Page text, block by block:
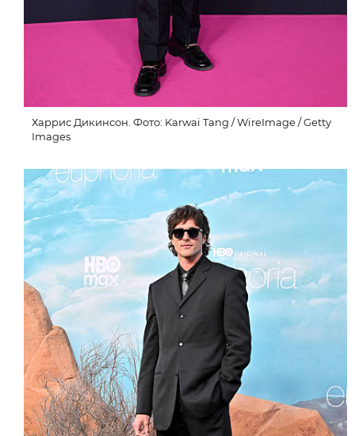
Харрис Дикинсон. Фото: Karwai Tang / WireImage / Getty
Images